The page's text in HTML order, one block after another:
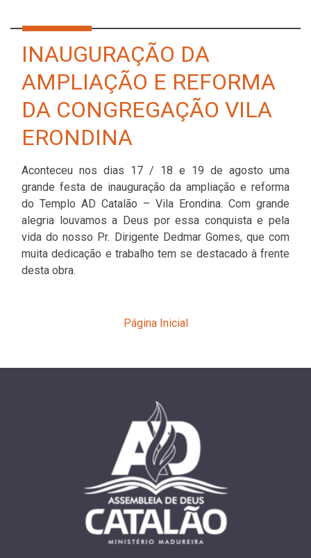
INAUGURAÇÃO DA
AMPLIAÇÃO E REFORMA
DA CONGREGAÇÃO VILA
ERONDINA
Aconteceu nos dias 17 / 18 e 19 de agosto uma
grande festa de inauguração da ampliação e reforma
do Templo AD Catalão – Vila Erondina. Com grande
alegria louvamos a Deus por essa conquista e pela
vida do nosso Pr. Dirigente Dedmar Gomes, que com
muita dedicação e trabalho tem se destacado à frente
desta obra.
Página Inicial